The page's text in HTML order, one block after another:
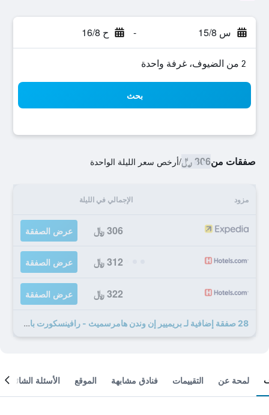
س 15/8 - ح 16/8
2 من الضيوف، غرفة واحدة
بحث
صفقات من306 ﷼ /أرخص سعر الليلة الواحدة
مزود الإجمالي في الليلة
306 ﷼ عرض الصفقة
312 ﷼ عرض الصفقة
322 ﷼ عرض الصفقة
28 صفقة إضافية لـ بريميير إن وندن هامرسميث - رافينسكورت بارك
لمحة عن التقييمات فنادق مشابهة الموقع الأسئلة الشائعة